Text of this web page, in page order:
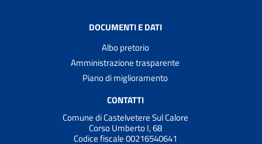
DOCUMENTI E DATI
Albo pretorio
Amministrazione trasparente
Piano di miglioramento
CONTATTI
Comune di Castelvetere Sul Calore
Corso Umberto I, 68
Codice fiscale 00216540641